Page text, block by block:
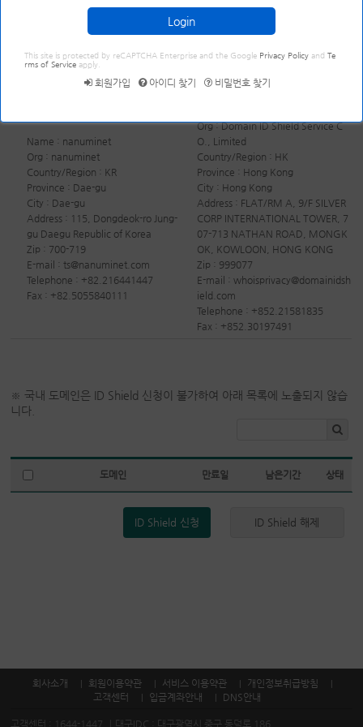
할 시 연장 전 해제 신청후 연장처리 하시기 바랍니다.
ID Shield 정산은 신청 도메인의 남은 년 수 × 2,000원(VAT 미포함)
ID Shield 이용 전 ID Shield 이용 후
Name : nanuminet
Org : nanuminet
Country/Region : KR
Province : Dae-gu
City : Dae-gu
Address : 115, Dongdeok-ro Jung-
gu Daegu Republic of Korea
Zip : 700-719
E-mail : ts@nanuminet.com
Telephone : +82.216441447
Fax : +82.5055840111
Org : Domain ID Shield Service C
O., Limited
Country/Region : HK
Province : Hong Kong
City : Hong Kong
Address : FLAT/RM A, 9/F SILVER
CORP INTERNATIONAL TOWER, 7
07-713 NATHAN ROAD, MONGK
OK, KOWLOON, HONG KONG
Zip : 999077
E-mail : whoisprivacy@domainidsh
ield.com
Telephone : +852.21581835
Fax : +852.30197491
※ 국내 도메인은 ID Shield 신청이 불가하여 아래 목록에 노출되지 않습
니다.
도메인 만료일 남은기간 상태
ID Shield 신청 ID Shield 해제
회사소개 회원이용약관 서비스 이용약관
개인정보취급방침
고객센터
입금계좌안내 DNS안내
고객센터 : 1644-1447 대구IDC : 대구광역시 중구 동덕로 186
Login
This site is protected by reCAPTCHA Enterprise and the Google Privacy Policy andTe
rms of Service apply.
회원가입 아이디 찾기 비밀번호 찾기